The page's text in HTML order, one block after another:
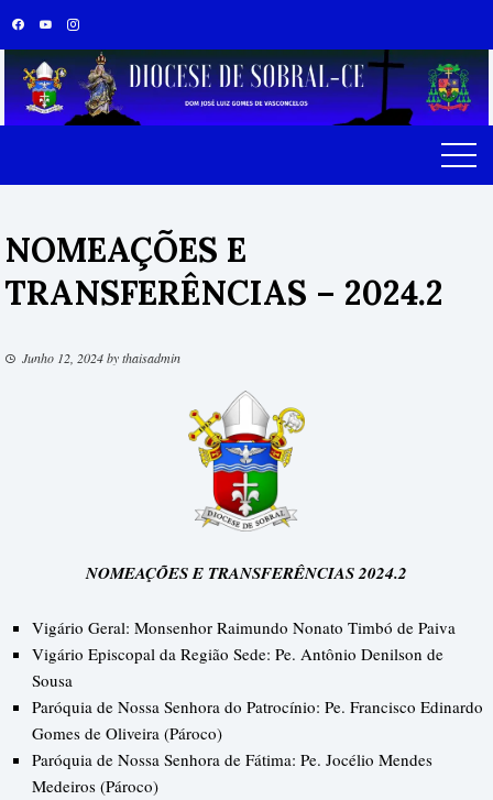
content
NOMEAÇÕES E
TRANSFERÊNCIAS – 2024.2
Junho 12, 2024bythaisadmin
NOMEAÇÕES E TRANSFERÊNCIAS 2024.2
Vigário Geral: Monsenhor Raimundo Nonato Timbó de Paiva
Vigário Episcopal da Região Sede: Pe. Antônio Denilson de
Sousa
Paróquia de Nossa Senhora do Patrocínio: Pe. Francisco Edinardo
Gomes de Oliveira (Pároco)
Paróquia de Nossa Senhora de Fátima: Pe. Jocélio Mendes
Medeiros (Pároco)